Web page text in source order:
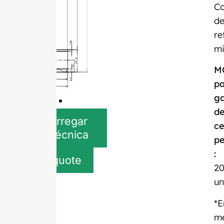
Descarregar
ficha técnica
Get quote
de
: